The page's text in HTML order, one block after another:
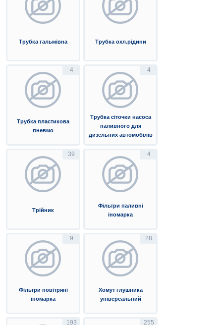
Трубка гальмівна Трубка охл.рідини
4
Трубка пластикова
пневмо
4
Трубка сіточки насоса
паливного для
дизельних автомобілів
39
Трійник
4
Фільтри паливні
іномарка
9
Фільтри повітряні
іномарка
28
Хомут глушника
універсальний
193 255